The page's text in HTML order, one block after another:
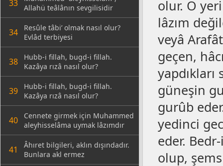
33
Allahü teâlânın sevgilisidir
34
Resûle tâbi’ olmak nasıl olur?
Evlâd terbiyesi
38
Hubb-i fillah, bugd-i fillah.
Kazâya rızâ nasıl olur?
39
Hubb-i fillah, bugd-i fillah.
Kazâya rızâ nasıl olur?
40
Cennete girmek için Muhammed
aleyhisselâma uymak lâzımdır
41
Âhıret bilgileri, aklın dışındadır.
Bunlara akl ermez
olur. O
lâzım
veyâ
geçen,
güneşin
gurûb
yedinci
eder.
olup,